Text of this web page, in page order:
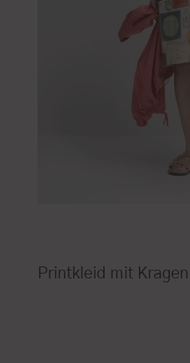
Printkleid mit Kragen